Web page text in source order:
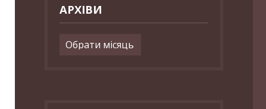
АРХІВИ
Архіви